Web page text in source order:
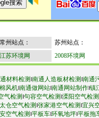
常州站点：
苏州站点：
江苏环境网 2008环境网
材料检测‖南通人造板材检测‖南通
风机‖南通做网站‖南通网站制作‖镇
气检测‖句容空气检测‖溧阳空气检测
太仓空气检测‖张家港空气检测‖宜兴
空气检测‖平板车‖环氧地坪‖平板拖